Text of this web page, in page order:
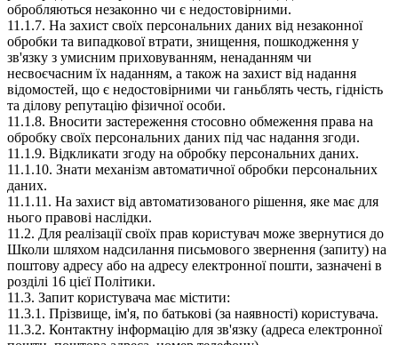
обробляються незаконно чи є недостовірними.
11.1.7. На захист своїх персональних даних від незаконної
обробки та випадкової втрати, знищення, пошкодження у
зв'язку з умисним приховуванням, ненаданням чи
несвоєчасним їх наданням, а також на захист від надання
відомостей, що є недостовірними чи ганьблять честь, гідність
та ділову репутацію фізичної особи.
11.1.8. Вносити застереження стосовно обмеження права на
обробку своїх персональних даних під час надання згоди.
11.1.9. Відкликати згоду на обробку персональних даних.
11.1.10. Знати механізм автоматичної обробки персональних
даних.
11.1.11. На захист від автоматизованого рішення, яке має для
нього правові наслідки.
11.2. Для реалізації своїх прав користувач може звернутися до
Школи шляхом надсилання письмового звернення (запиту) на
поштову адресу або на адресу електронної пошти, зазначені в
розділі 16 цієї Політики.
11.3. Запит користувача має містити:
11.3.1. Прізвище, ім'я, по батькові (за наявності) користувача.
11.3.2. Контактну інформацію для зв'язку (адреса електронної